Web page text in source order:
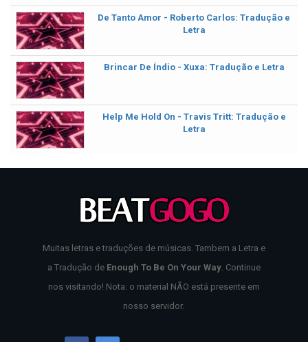
De Tanto Amor - Roberto Carlos: Tradução e
Letra
Brincar De Índio - Xuxa: Tradução e Letra
Help Me Hold On - Travis Tritt: Tradução e
Letra
Muitas letras e traduções de músicas. Tambem a Letra e
a Tradução de Enough To Be On Your Way. Continue
nos visitando! Nota: o material NÃO está presente em
nosso servidor.